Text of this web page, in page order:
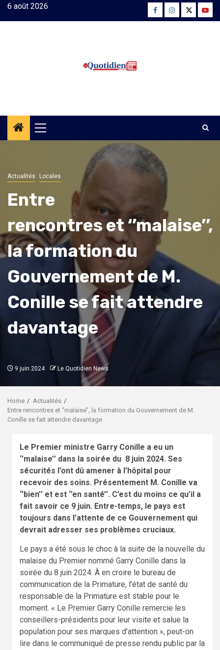
Skip6 août 2026 Facebook
Instagram
Twitter
Primary
Menu
Actualités Locales
Entre
rencontres et ‘’malaise’’,
la formation du
Gouvernement de M.
Conille se fait attendre
davantage
9 juin 2024 Le Quotidien News
Home
Actualités
Entre rencontres et ‘’malaise’’, la formation du Gouvernement de M.
Conille se fait attendre davantage
Le Premier ministre Garry Conille a eu un
‘’malaise’’ dans la soirée du 8 juin 2024. Ses
sécurités l’ont dû amener à l’hôpital pour
recevoir des soins. Présentement M. Conille va
‘’bien’’ et est ‘’en santé’’. C’est du moins ce qu’il a
fait savoir ce 9 juin. Entre-temps, le pays est
toujours dans l’attente de ce Gouvernement qui
devrait adresser ses problèmes cruciaux.
Le pays a été sous le choc à la suite de la nouvelle du
malaise du Premier nommé Garry Conille dans la
soirée du 8 juin 2024. À en croire le bureau de
communication de la Primature, l’état de santé du
responsable de la Primature est stable pour le
moment. « Le Premier Garry Conille remercie les
conseillers-présidents pour leur visite et salue la
population pour ses marques d’attention », peut-on
lire dans le communiqué de presse rendu public par la